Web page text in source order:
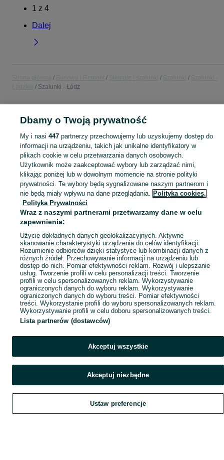
1 z 4
Dalej
Szalunki - Łódź
KATEGORIA
Sprzedaż szalunków budowlanych Łódź ▶️ Systemowe i płytowe do betonu w atrakcyjnych cenach ✅ Szeroki wybór ✌ Sprawdź oferty i kupuj na OLX.pl! Zobacz
Mapa kategorii
Mapa miejscowości
Mapa ministron
Szukaj Obserwujesz Dodaj Czat Konto
Dbamy o Twoją prywatność
My i nasi 447partnerzy przechowujemy lub uzyskujemy dostęp do
informacji na urządzeniu, takich jak unikalne identyfikatory w
plikach cookie w celu przetwarzania danych osobowych.
Użytkownik może zaakceptować wybory lub zarządzać nimi,
klikając poniżej lub w dowolnym momencie na stronie polityki
prywatności. Te wybory będą sygnalizowane naszym partnerom i
nie będą miały wpływu na dane przeglądania. Polityka cookies,
Polityka Prywatności
Wraz z naszymi partnerami przetwarzamy dane w celu
zapewnienia:
Użycie dokładnych danych geolokalizacyjnych. Aktywne
skanowanie charakterystyki urządzenia do celów identyfikacji.
Rozumienie odbiorców dzięki statystyce lub kombinacji danych z
różnych źródeł. Przechowywanie informacji na urządzeniu lub
dostęp do nich. Pomiar efektywności reklam. Rozwój i ulepszanie
usług. Tworzenie profili w celu personalizacji treści. Tworzenie
profili w celu spersonalizowanych reklam. Wykorzystywanie
ograniczonych danych do wyboru reklam. Wykorzystywanie
ograniczonych danych do wyboru treści. Pomiar efektywności
treści. Wykorzystanie profili do wyboru spersonalizowanych reklam.
Wykorzystywanie profili w celu doboru spersonalizowanych treści.
Lista partnerów (dostawców)
Akceptuj wszystkie
Akceptuj niezbędne
Ustaw preferencje